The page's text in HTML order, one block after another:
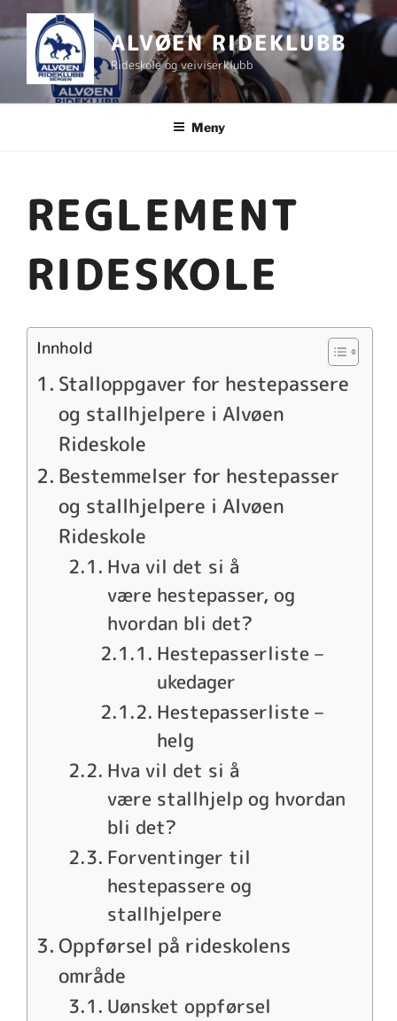
til
innhold
ALVØEN RIDEKLUBB
Rideskole og veiviserklubb
Meny
REGLEMENT
RIDESKOLE
Innhold
Stalloppgaver for hestepassere
og stallhjelpere i Alvøen
Rideskole
Bestemmelser for hestepasser
og stallhjelpere i Alvøen
Rideskole
Hva vil det si å
være hestepasser, og
hvordan bli det?
Hestepasserliste –
ukedager
Hestepasserliste –
helg
Hva vil det si å
være stallhjelp og hvordan
bli det?
Forventinger til
hestepassere og
stallhjelpere
Oppførsel på rideskolens
område
Uønsket oppførsel